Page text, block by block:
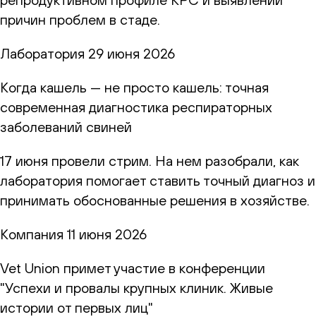
причин проблем в стаде.
Лаборатория 29 июня 2026
Когда кашель — не просто кашель: точная
современная диагностика респираторных
заболеваний свиней
17 июня провели стрим. На нем разобрали, как
лаборатория помогает ставить точный диагноз и
принимать обоснованные решения в хозяйстве.
Компания 11 июня 2026
Vet Union примет участие в конференции
"Успехи и провалы крупных клиник. Живые
истории от первых лиц"